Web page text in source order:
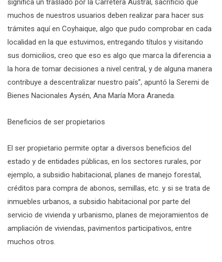
significa un traslado por la Carretera Austral, sacrificio que
muchos de nuestros usuarios deben realizar para hacer sus
trámites aquí en Coyhaique, algo que pudo comprobar en cada
localidad en la que estuvimos, entregando títulos y visitando
sus domicilios, creo que eso es algo que marca la diferencia a
la hora de tomar decisiones a nivel central, y de alguna manera
contribuye a descentralizar nuestro país”, apuntó la Seremi de
Bienes Nacionales Aysén, Ana María Mora Araneda.
Beneficios de ser propietarios
El ser propietario permite optar a diversos beneficios del
estado y de entidades públicas, en los sectores rurales, por
ejemplo, a subsidio habitacional, planes de manejo forestal,
créditos para compra de abonos, semillas, etc. y si se trata de
inmuebles urbanos, a subsidio habitacional por parte del
servicio de vivienda y urbanismo, planes de mejoramientos de
ampliación de viviendas, pavimentos participativos, entre
muchos otros.